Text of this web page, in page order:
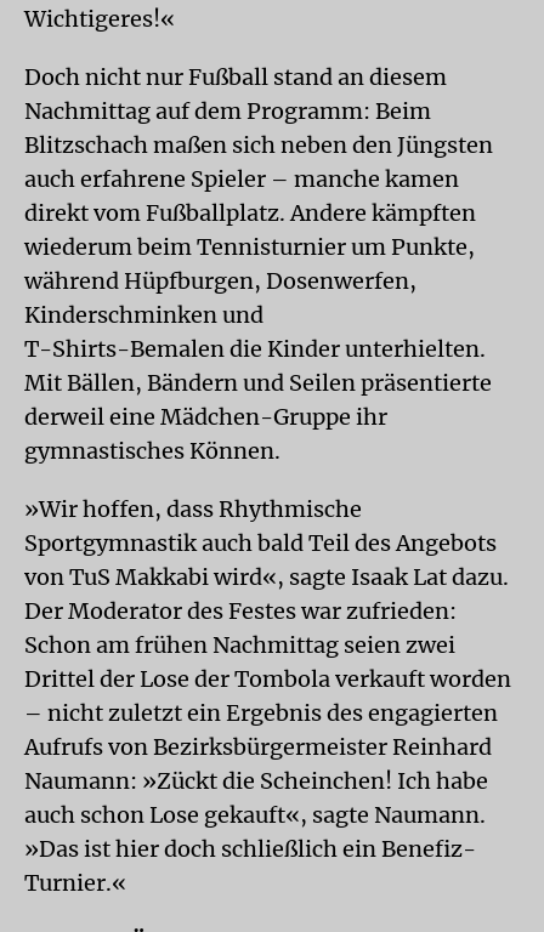
Wichtigeres!«
Doch nicht nur Fußball stand an diesem
Nachmittag auf dem Programm: Beim
Blitzschach maßen sich neben den Jüngsten
auch erfahrene Spieler – manche kamen
direkt vom Fußballplatz. Andere kämpften
wiederum beim Tennisturnier um Punkte,
während Hüpfburgen, Dosenwerfen,
Kinderschminken und
T-Shirts-Bemalen die Kinder unterhielten.
Mit Bällen, Bändern und Seilen präsentierte
derweil eine Mädchen-Gruppe ihr
gymnastisches Können.
»Wir hoffen, dass Rhythmische
Sportgymnastik auch bald Teil des Angebots
von TuS Makkabi wird«, sagte Isaak Lat dazu.
Der Moderator des Festes war zufrieden:
Schon am frühen Nachmittag seien zwei
Drittel der Lose der Tombola verkauft worden
– nicht zuletzt ein Ergebnis des engagierten
Aufrufs von Bezirksbürgermeister Reinhard
Naumann: »Zückt die Scheinchen! Ich habe
auch schon Lose gekauft«, sagte Naumann.
»Das ist hier doch schließlich ein Benefiz-
Turnier.«